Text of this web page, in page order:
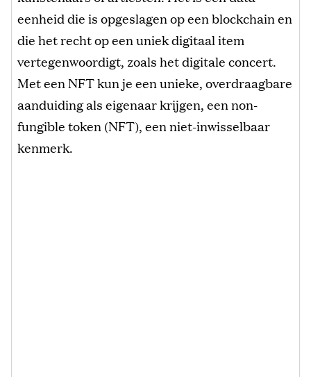
eenheid die is opgeslagen op een blockchain en
die het recht op een uniek digitaal item
vertegenwoordigt, zoals het digitale concert.
Met een NFT kun je een unieke, overdraagbare
aanduiding als eigenaar krijgen, een non-
fungible token (NFT), een niet-inwisselbaar
kenmerk.